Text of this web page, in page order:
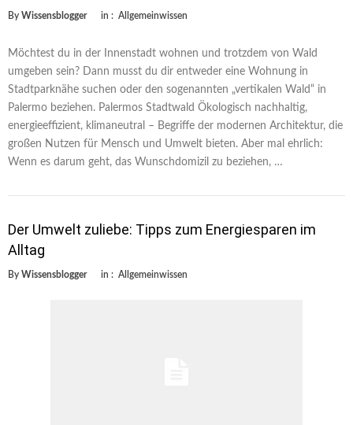
By Wissensblogger in : Allgemeinwissen
Möchtest du in der Innenstadt wohnen und trotzdem von Wald
umgeben sein? Dann musst du dir entweder eine Wohnung in
Stadtparknähe suchen oder den sogenannten „vertikalen Wald“ in
Palermo beziehen. Palermos Stadtwald Ökologisch nachhaltig,
energieeffizient, klimaneutral – Begriffe der modernen Architektur, die
großen Nutzen für Mensch und Umwelt bieten. Aber mal ehrlich:
Wenn es darum geht, das Wunschdomizil zu beziehen, …
Der Umwelt zuliebe: Tipps zum Energiesparen im
Alltag
By Wissensblogger in : Allgemeinwissen